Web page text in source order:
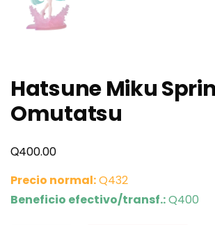
Hatsune Miku
Omutatsu
Q400.00
Precio normal:Q432
Beneficio efectivo/transf.:Q400